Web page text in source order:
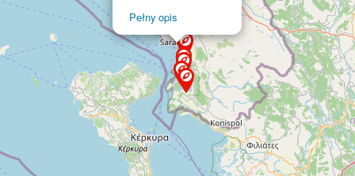
Pełny opis